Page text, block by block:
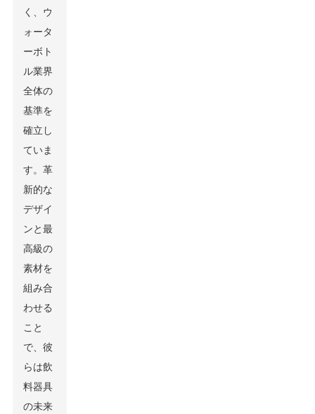
く、ウ
ォータ
ーボト
ル業界
全体の
基準を
確立し
ていま
す。革
新的な
デザイ
ンと最
高級の
素材を
組み合
わせる
こと
で、彼
らは飲
料器具
の未来